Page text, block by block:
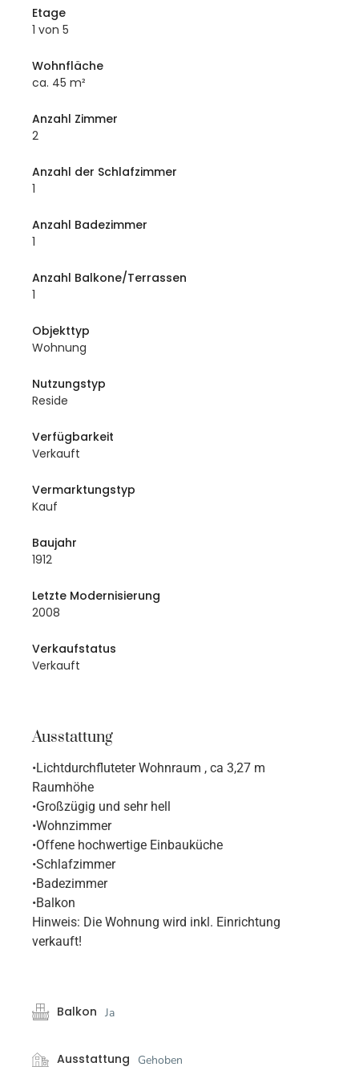
Etage
1 von 5
Wohnfläche
ca. 45 m²
Anzahl Zimmer
2
Anzahl der Schlafzimmer
1
Anzahl Badezimmer
1
Anzahl Balkone/Terrassen
1
Objekttyp
Wohnung
Nutzungstyp
Reside
Verfügbarkeit
Verkauft
Vermarktungstyp
Kauf
Baujahr
1912
Letzte Modernisierung
2008
Verkaufstatus
Verkauft
Ausstattung
•Lichtdurchfluteter Wohnraum , ca 3,27 m
Raumhöhe
•Großzügig und sehr hell
•Wohnzimmer
•Offene hochwertige Einbauküche
•Schlafzimmer
•Badezimmer
•Balkon
Hinweis: Die Wohnung wird inkl. Einrichtung
verkauft!
Balkon Ja
Ausstattung Gehoben